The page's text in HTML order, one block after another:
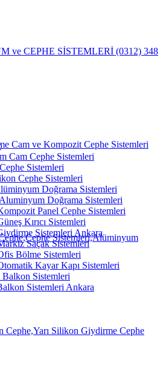
Cam Cephe Sistemleri
Sistemleri
Cephe Sistemleri
Doğrama Sistemleri
Aluminyum Doğrama Sistemleri
Panel Cephe Sistemleri
Kırıcı Sistemleri
Sistemleri Ankara
Saçak Sistemleri
Bölme Sistemleri
Kayar Kapı Sistemleri
Balkon Sistemleri
Sistemleri Ankara